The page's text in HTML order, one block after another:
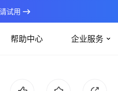
试用
帮助中心 企业服务